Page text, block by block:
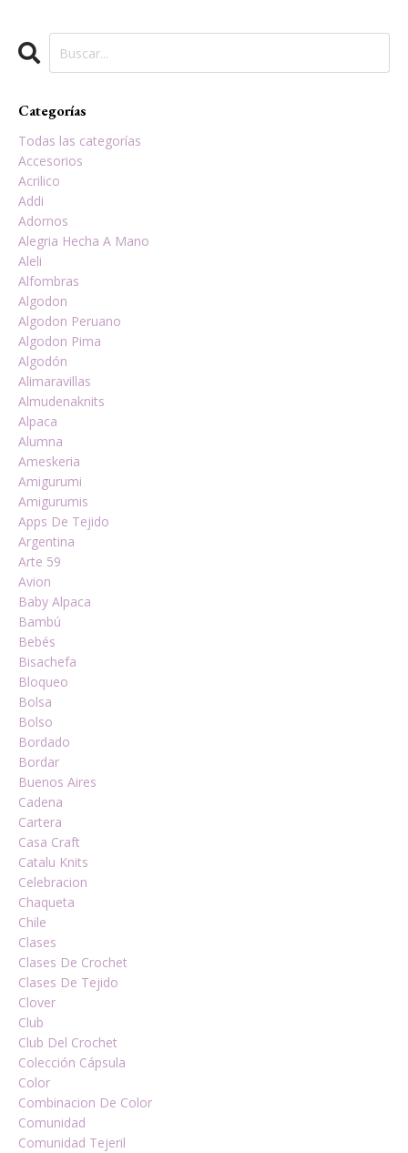
Categorías
Todas las categorías
Accesorios
Acrilico
Addi
Adornos
Alegria Hecha A Mano
Aleli
Alfombras
Algodon
Algodon Peruano
Algodon Pima
Algodón
Alimaravillas
Almudenaknits
Alpaca
Alumna
Ameskeria
Amigurumi
Amigurumis
Apps De Tejido
Argentina
Arte 59
Avion
Baby Alpaca
Bambú
Bebés
Bisachefa
Bloqueo
Bolsa
Bolso
Bordado
Bordar
Buenos Aires
Cadena
Cartera
Casa Craft
Catalu Knits
Celebracion
Chaqueta
Chile
Clases
Clases De Crochet
Clases De Tejido
Clover
Club
Club Del Crochet
Colección Cápsula
Color
Combinacion De Color
Comunidad
Comunidad Tejeril